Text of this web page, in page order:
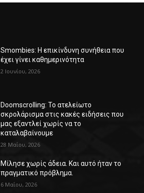
Smombies: Η επικίνδυνη συνήθεια που
έχει γίνει καθημερινότητα
2 Ιουνίου, 2026
Doomscrolling: Το ατελείωτο
σκρολάρισμα στις κακές ειδήσεις που
μας εξαντλεί χωρίς να το
καταλαβαίνουμε
28 Μαΐου, 2026
Μίλησε χωρίς άδεια. Και αυτό ήταν το
πραγματικό πρόβλημα.
6 Μαΐου, 2026